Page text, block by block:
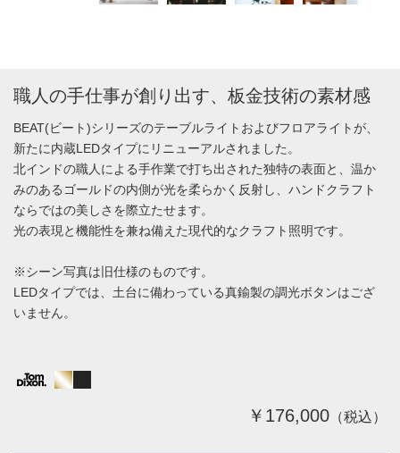
職人の手仕事が創り出す、板金技術の素材感
BEAT(ビート)シリーズのテーブルライトおよびフロアライトが、
新たに内蔵LEDタイプにリニューアルされました。
北インドの職人による手作業で打ち出された独特の表面と、温か
みのあるゴールドの内側が光を柔らかく反射し、ハンドクラフト
ならではの美しさを際立たせます。
光の表現と機能性を兼ね備えた現代的なクラフト照明です。
※シーン写真は旧仕様のものです。
LEDタイプでは、土台に備わっている真鍮製の調光ボタンはござ
いません。
￥176,000 （税込）